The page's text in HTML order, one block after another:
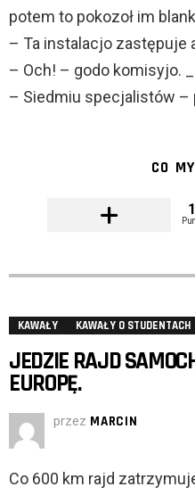
potem to pokozoł im
– Ta instalacjo zastępuje
– Och! – godo komisyjo.
– Siedmiu specjalistów –
CO
KAWAŁY KAWAŁY O STUDENTACH
JEDZIE RAJD
EUROPĘ.
przez MARCIN
Co 600 km rajd